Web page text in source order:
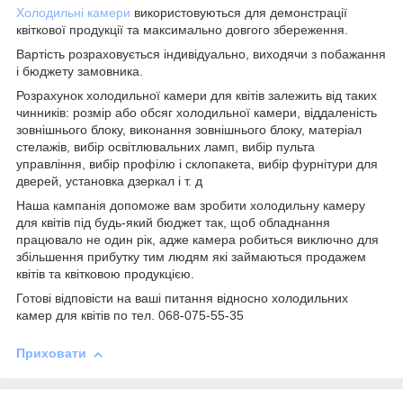
Холодильні камери використовуються для демонстрації
квіткової продукції та максимально довгого збереження.
Вартість розраховується індивідуально, виходячи з побажання
і бюджету замовника.
Розрахунок холодильної камери для квітів залежить від таких
чинників: розмір або обсяг холодильної камери, віддаленість
зовнішнього блоку, виконання зовнішнього блоку, матеріал
стелажів, вибір освітлювальних ламп, вибір пульта
управління, вибір профілю і склопакета, вибір фурнітури для
дверей, установка дзеркал і т. д
Наша кампанія допоможе вам зробити холодильну камеру
для квітів під будь-який бюджет так, щоб обладнання
працювало не один рік, адже камера робиться виключно для
збільшення прибутку тим людям які займаються продажем
квітів та квітковою продукцією.
Готові відповісти на ваші питання відносно холодильних
камер для квітів по тел. 068-075-55-35
Приховати